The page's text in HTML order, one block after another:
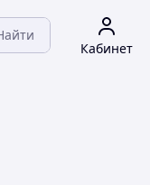
Кабинет